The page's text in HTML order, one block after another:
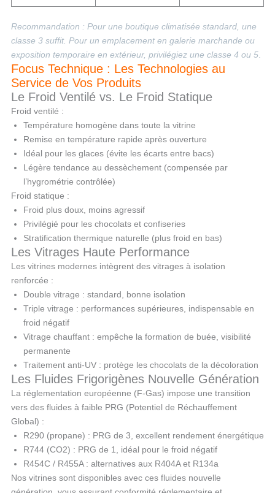
Recommandation : Pour une boutique climatisée standard, une
classe 3 suffit. Pour un emplacement en galerie marchande ou
exposition temporaire en extérieur, privilégiez une classe 4 ou 5.
Focus Technique : Les Technologies au
Service de Vos Produits
Le Froid Ventilé vs. Le Froid Statique
Froid ventilé :
Température homogène dans toute la vitrine
Remise en température rapide après ouverture
Idéal pour les glaces (évite les écarts entre bacs)
Légère tendance au dessèchement (compensée par
l’hygrométrie contrôlée)
Froid statique :
Froid plus doux, moins agressif
Privilégié pour les chocolats et confiseries
Stratification thermique naturelle (plus froid en bas)
Les Vitrages Haute Performance
Les vitrines modernes intègrent des vitrages à isolation
renforcée :
Double vitrage : standard, bonne isolation
Triple vitrage : performances supérieures, indispensable en
froid négatif
Vitrage chauffant : empêche la formation de buée, visibilité
permanente
Traitement anti-UV : protège les chocolats de la décoloration
Les Fluides Frigorigènes Nouvelle Génération
La réglementation européenne (F-Gas) impose une transition
vers des fluides à faible PRG (Potentiel de Réchauffement
Global) :
R290 (propane) : PRG de 3, excellent rendement énergétique
R744 (CO2) : PRG de 1, idéal pour le froid négatif
R454C / R455A : alternatives aux R404A et R134a
Nos vitrines sont disponibles avec ces fluides nouvelle